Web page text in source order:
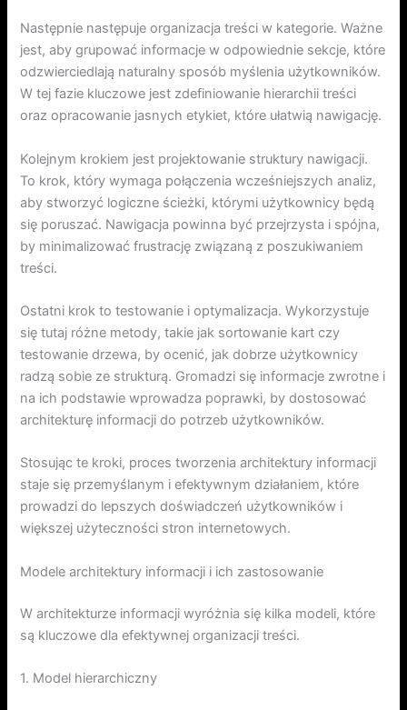
Następnie następuje organizacja treści w kategorie. Ważne
jest, aby grupować informacje w odpowiednie sekcje, które
odzwierciedlają naturalny sposób myślenia użytkowników.
W tej fazie kluczowe jest zdefiniowanie hierarchii treści
oraz opracowanie jasnych etykiet, które ułatwią nawigację.
Kolejnym krokiem jest projektowanie struktury nawigacji.
To krok, który wymaga połączenia wcześniejszych analiz,
aby stworzyć logiczne ścieżki, którymi użytkownicy będą
się poruszać. Nawigacja powinna być przejrzysta i spójna,
by minimalizować frustrację związaną z poszukiwaniem
treści.
Ostatni krok to testowanie i optymalizacja. Wykorzystuje
się tutaj różne metody, takie jak sortowanie kart czy
testowanie drzewa, by ocenić, jak dobrze użytkownicy
radzą sobie ze strukturą. Gromadzi się informacje zwrotne i
na ich podstawie wprowadza poprawki, by dostosować
architekturę informacji do potrzeb użytkowników.
Stosując te kroki, proces tworzenia architektury informacji
staje się przemyślanym i efektywnym działaniem, które
prowadzi do lepszych doświadczeń użytkowników i
większej użyteczności stron internetowych.
Modele architektury informacji i ich zastosowanie
W architekturze informacji wyróżnia się kilka modeli, które
są kluczowe dla efektywnej organizacji treści.
1. Model hierarchiczny